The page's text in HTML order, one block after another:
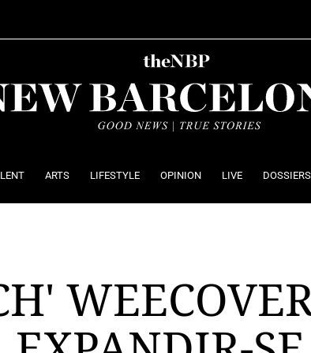
ARTS LIFESTYLE OPINION LIVE DOSSIERS